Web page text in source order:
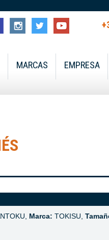
MARCAS EMPRESA
Marca: TOKISU,